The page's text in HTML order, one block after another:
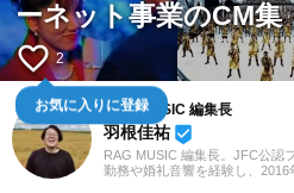
ーネット事業のCM集
favorite_border 2
お気に入りに登録RAG MUSIC 編集長
羽根佳祐 beenhere
RAG MUSIC 編集長。JFC公認
勤務や婚礼音響を経験し、